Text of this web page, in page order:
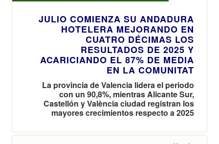
JULIO COMIENZA SU ANDADURA
HOTELERA MEJORANDO EN
CUATRO DÉCIMAS LOS
RESULTADOS DE 2025 Y
ACARICIANDO EL 87% DE MEDIA
EN LA COMUNITAT
La provincia de Valencia lidera el periodo
con un 90,8%, mientras Alicante Sur,
Castellón y València ciudad registran los
mayores crecimientos respecto a 2025